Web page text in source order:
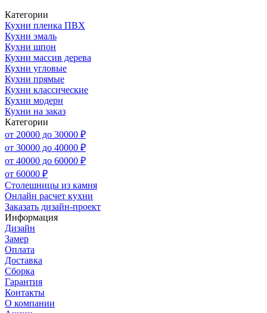
Категории
Кухни пленка ПВХ
Кухни эмаль
Кухни шпон
Кухни массив дерева
Кухни угловые
Кухни прямые
Кухни классические
Кухни модерн
Кухни на заказ
Категории
от 20000 до 30000 ₽
от 30000 до 40000 ₽
от 40000 до 60000 ₽
от 60000 ₽
Столешницы из камня
Онлайн расчет кухни
Заказать дизайн-проект
Информация
Дизайн
Замер
Оплата
Доставка
Сборка
Гарантия
Контакты
О компании